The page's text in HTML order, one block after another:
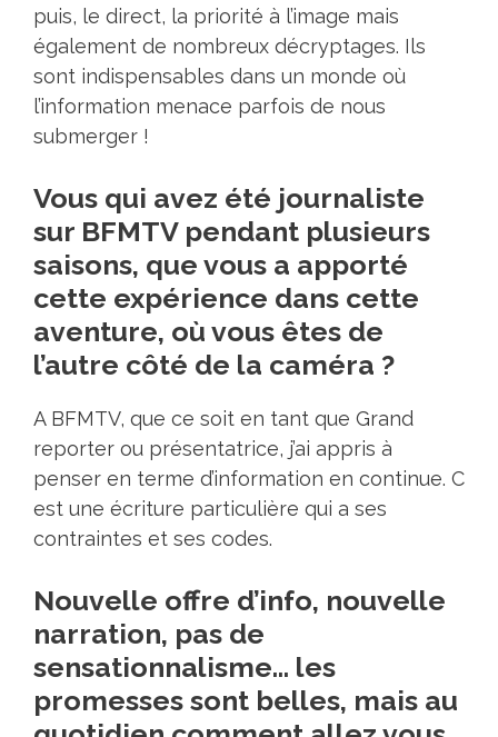
puis, le direct, la priorité à l’image mais
également de nombreux décryptages. Ils
sont indispensables dans un monde où
l’information menace parfois de nous
submerger !
Vous qui avez été journaliste
sur BFMTV pendant plusieurs
saisons, que vous a apporté
cette expérience dans cette
aventure, où vous êtes de
l’autre côté de la caméra ?
A BFMTV, que ce soit en tant que Grand
reporter ou présentatrice, j’ai appris à
penser en terme d’information en continue. C
est une écriture particulière qui a ses
contraintes et ses codes.
Nouvelle offre d’info, nouvelle
narration, pas de
sensationnalisme… les
promesses sont belles, mais au